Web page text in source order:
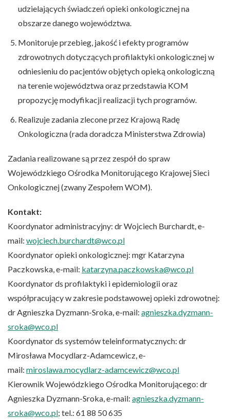
udzielających świadczeń opieki onkologicznej na
obszarze danego województwa.
Monitoruje przebieg, jakość i efekty programów
zdrowotnych dotyczących profilaktyki onkologicznej w
odniesieniu do pacjentów objętych opieką onkologiczną
na terenie województwa oraz przedstawia KOM
propozycję modyfikacji realizacji tych programów.
Realizuje zadania zlecone przez Krajową Radę
Onkologiczna (rada doradcza Ministerstwa Zdrowia)
Zadania realizowane są przez zespół do spraw
Wojewódzkiego Ośrodka Monitorującego Krajowej Sieci
Onkologicznej (zwany Zespołem WOM).
Kontakt:
Koordynator administracyjny: dr Wojciech Burchardt, e-
mail: wojciech.burchardt@wco.pl
Koordynator opieki onkologicznej: mgr Katarzyna
Paczkowska, e-mail: katarzyna.paczkowska@wco.pl
Koordynator ds profilaktyki i epidemiologii oraz
współpracujący w zakresie podstawowej opieki zdrowotnej:
dr Agnieszka Dyzmann-Sroka, e-mail: agnieszka.dyzmann-
sroka@wco.pl
Koordynator ds systemów teleinformatycznych: dr
Mirosława Mocydlarz-Adamcewicz, e-
mail: miroslawa.mocydlarz-adamcewicz@wco.pl
Kierownik Wojewódzkiego Ośrodka Monitorującego: dr
Agnieszka Dyzmann-Sroka, e-mail: agnieszka.dyzmann-
sroka@wco.pl; tel.: 61 88 50 635